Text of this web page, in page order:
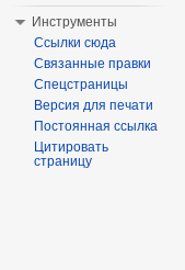
Инструменты
Ссылки сюда
Связанные правки
Спецстраницы
Версия для печати
Постоянная ссылка
Цитировать
страницу